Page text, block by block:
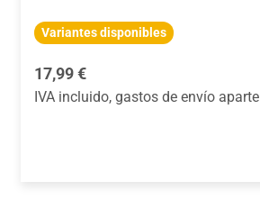
Variantes disponibles
Precio normal:
17,99 €
IVA incluido, gastos de envío aparte